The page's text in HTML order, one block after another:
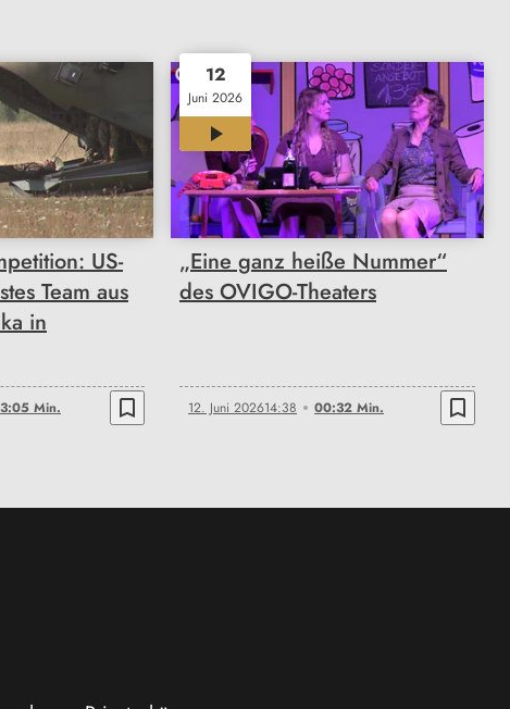
US-
Team aus
in
Min. bookmark_border
12
Juni 2026
00:32
„Eine ganz heiße Nummer“
des OVIGO-Theaters
12. Juni 202614:38 00:32 Min. bookmark_border